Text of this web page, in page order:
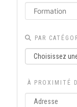
PAR
À PROXIMITÉ